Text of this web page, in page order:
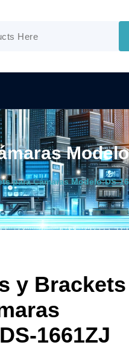
para Cámaras Modelo:DS-
y Brackets
1661ZJ